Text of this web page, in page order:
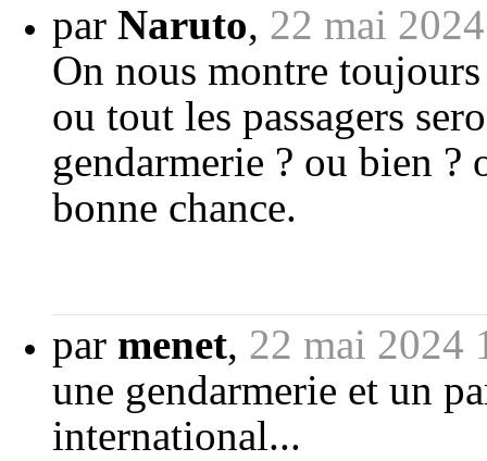
par Naruto, 22 mai
On nous montre
ou tout les passagers
gendarmerie ? ou bien ?
bonne chance.
par menet, 22 mai 2024
une gendarmerie et un
international...